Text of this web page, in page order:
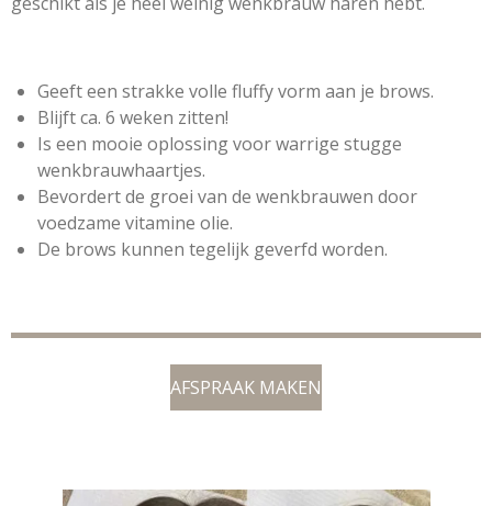
Geeft een strakke volle fluffy vorm aan je brows.
Blijft ca. 6 weken zitten!
Is een mooie oplossing voor warrige stugge
wenkbrauwhaartjes.
Bevordert de groei van de wenkbrauwen door
voedzame vitamine olie.
De brows kunnen tegelijk geverfd worden.
AFSPRAAK MAKEN